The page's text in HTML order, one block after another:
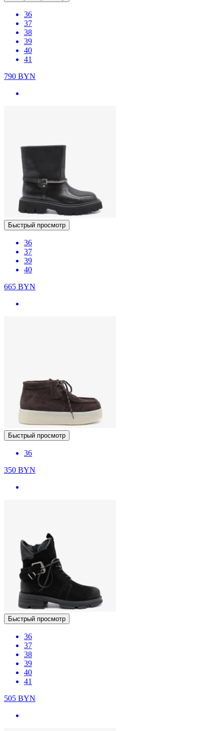
36
37
38
39
40
41
790 BYN
Быстрый просмотр
36
37
39
40
665 BYN
Быстрый просмотр
36
350 BYN
Быстрый просмотр
36
37
38
39
40
41
505 BYN